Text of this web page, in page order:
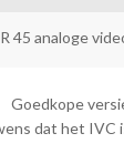
45 analoge
Goedkope
dat het IVC